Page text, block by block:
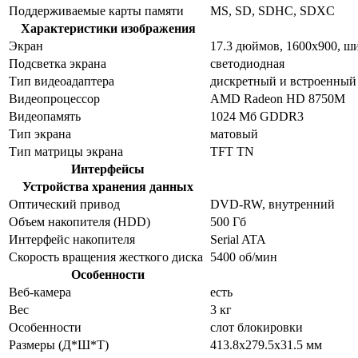
Поддерживаемые карты памяти
MS, SD, SDHC, SDXC
Характеристики изображения
Экран
17.3 дюймов, 1600x900,
Подсветка экрана
светодиодная
Тип видеоадаптера
дискретный и встроенный
Видеопроцессор
AMD Radeon HD 8750M
Видеопамять
1024 Мб GDDR3
Тип экрана
матовый
Тип матрицы экрана
TFT TN
Интерфейсы
Устройства хранения данных
Оптический привод
DVD-RW, внутренний
Объем накопителя (HDD)
500 Гб
Интерфейс накопителя
Serial ATA
Скорость вращения жесткого диска
5400 об/мин
Особенности
Веб-камера
есть
Вес
3 кг
Особенности
слот блокировки
Размеры (Д*Ш*Т)
413.8x279.5x31.5 мм